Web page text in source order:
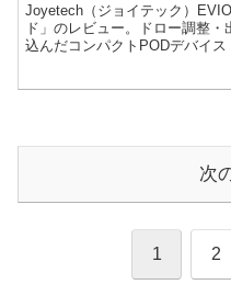
Joyetech（ジョイテック）
ド」のレビュー。ドロー調整
込んだコンパクトPODデバイス
次
1 2